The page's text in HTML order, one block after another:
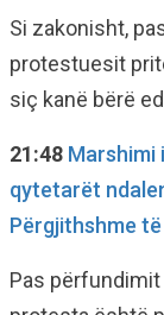
Si zakonisht,
protestuesit
siç kanë bërë
21:48 Marshimi
qytetarët
Përgjithshme
Pas